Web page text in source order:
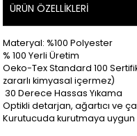
ÜRÜN ÖZELLIKLERI
Materyal: %100 Polyester
% 100 Yerli Üretim
Oeko-Tex Standard 100
zararlı kimyasal içermez)
30 Derece Hassas Yıkama
Optikli detarjan, ağartıcı ve
Kurutucuda kurutmaya